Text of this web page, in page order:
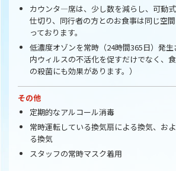
カウンタ―席は、少し数を減らし、可動
仕切り、同行者の方とのお食事は同じ空
っております。
低濃度オゾンを常時（24時間365日）発
内ウィルスの不活化を促すだけでなく、
の殺菌にも効果があります。）
その他
定期的なアルコール消毒
常時運転している換気扇による換気、お
る換気
スタッフの常時マスク着用